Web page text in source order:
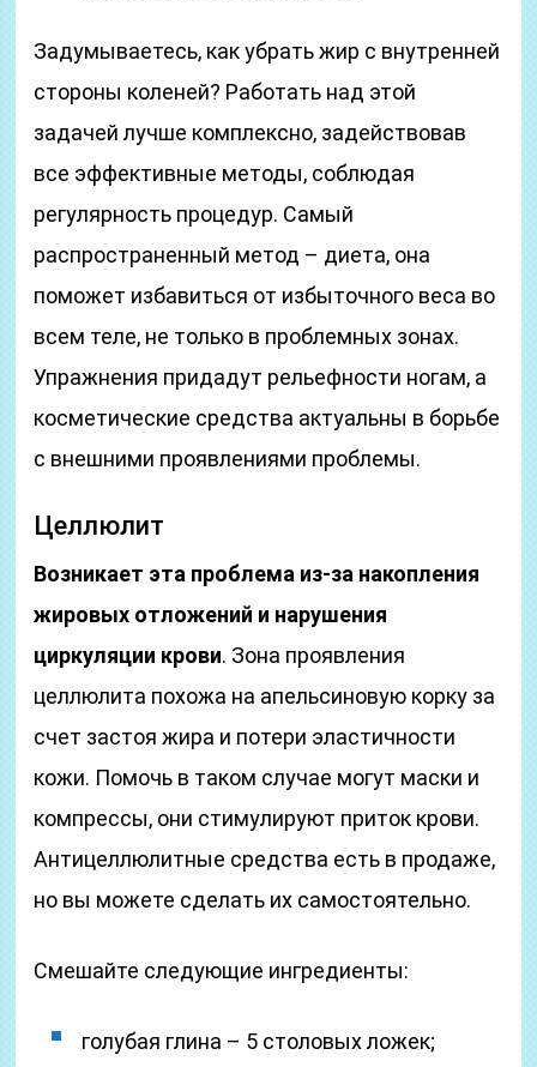
Задумываетесь, как убрать жир с внутренней
стороны коленей? Работать над этой
задачей лучше комплексно, задействовав
все эффективные методы, соблюдая
регулярность процедур. Самый
распространенный метод – диета, она
поможет избавиться от избыточного веса во
всем теле, не только в проблемных зонах.
Упражнения придадут рельефности ногам, а
косметические средства актуальны в борьбе
с внешними проявлениями проблемы.
Целлюлит
Возникает эта проблема из-за накопления
жировых отложений и нарушения
циркуляции крови. Зона проявления
целлюлита похожа на апельсиновую корку за
счет застоя жира и потери эластичности
кожи. Помочь в таком случае могут маски и
компрессы, они стимулируют приток крови.
Антицеллюлитные средства есть в продаже,
но вы можете сделать их самостоятельно.
Смешайте следующие ингредиенты:
голубая глина – 5 столовых ложек;